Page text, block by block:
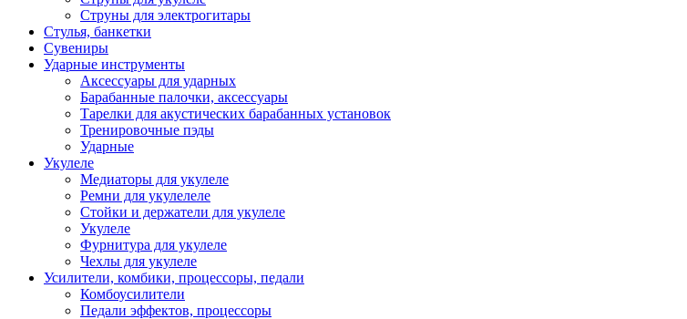
Струны для электрогитары
Стулья, банкетки
Сувениры
Ударные инструменты
Аксессуары для ударных
Барабанные палочки, аксессуары
Тарелки для акустических барабанных установок
Тренировочные пэды
Ударные
Укулеле
Медиаторы для укулеле
Ремни для укулелеле
Стойки и держатели для укулеле
Укулеле
Фурнитура для укулеле
Чехлы для укулеле
Усилители, комбики, процессоры, педали
Комбоусилители
Педали эффектов, процессоры